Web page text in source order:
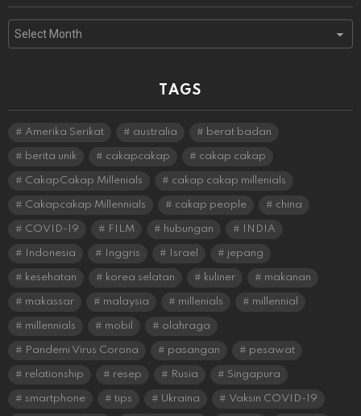
Archives
TAGS
Amerika Serikat australia berat badan
berita unik cakapcakap cakap cakap
CakapCakap Millenials cakap cakap millenials
Cakapcakap Millennials cakap people china
COVID-19 FILM hubungan INDIA
Indonesia Inggris Israel jepang
kesehatan korea selatan kuliner makanan
makassar malaysia millenials millennial
millennials mobil olahraga
Pandemi Virus Corona pasangan pesawat
relationship resep Rusia Singapura
smartphone tips Ukraina Vaksin COVID-19